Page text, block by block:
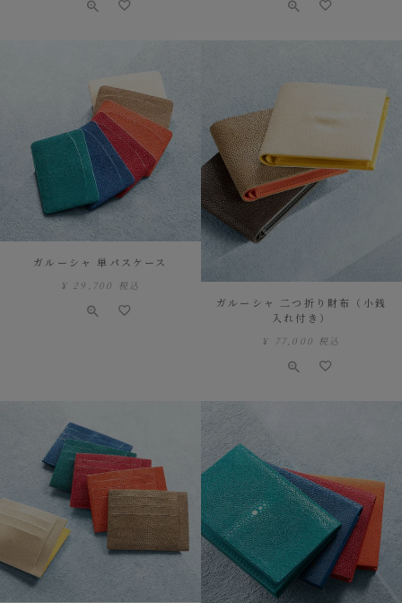
ガルーシャ 単パスケース
¥ 29,700 税込
ガルーシャ 二つ折り財布（小銭
入れ付き）
¥ 77,000 税込